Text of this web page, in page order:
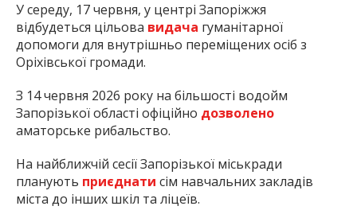
У середу, 17 червня, у центрі Запоріжжя
відбудеться цільова видача гуманітарної
допомоги для внутрішньо переміщених осіб з
Оріхівської громади.
З 14 червня 2026 року на більшості водойм
Запорізької області офіційно дозволено
аматорське рибальство.
На найближчій сесії Запорізької міськради
планують приєднати сім навчальних закладів
міста до інших шкіл та ліцеїв.